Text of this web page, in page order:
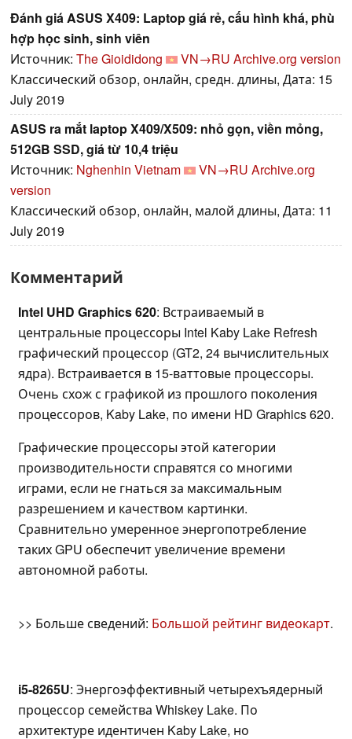
Đánh giá ASUS X409: Laptop giá rẻ, cấu hình khá, phù
hợp học sinh, sinh viên
Источник: The Gioididong VN→RU Archive.org version
Классический обзор, онлайн, средн. длины, Дата: 15
July 2019
ASUS ra mắt laptop X409/X509: nhỏ gọn, viền mỏng,
512GB SSD, giá từ 10,4 triệu
Источник: Nghenhin Vietnam VN→RU Archive.org
version
Классический обзор, онлайн, малой длины, Дата: 11
July 2019
Комментарий
Intel UHD Graphics 620: Встраиваемый в
центральные процессоры Intel Kaby Lake Refresh
графический процессор (GT2, 24 вычислительных
ядра). Встраивается в 15-ваттовые процессоры.
Очень схож с графикой из прошлого поколения
процессоров, Kaby Lake, по имени HD Graphics 620.
Графические процессоры этой категории
производительности справятся со многими
играми, если не гнаться за максимальным
разрешением и качеством картинки.
Сравнительно умеренное энергопотребление
таких GPU обеспечит увеличение времени
автономной работы.
>> Больше сведений: Большой рейтинг видеокарт.
i5-8265U: Энергоэффективный четырехъядерный
процессор семейства Whiskey Lake. По
архитектуре идентичен Kaby Lake, но